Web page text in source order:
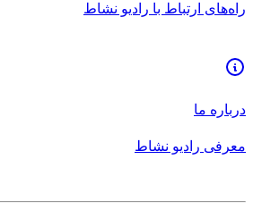
راه‌های ارتباط با رادیو نشاط
درباره ما
معرفی رادیو نشاط